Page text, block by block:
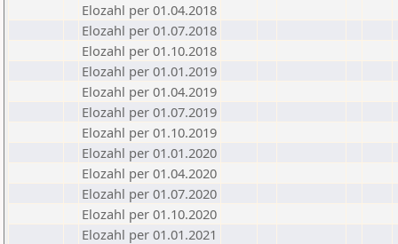
Elozahl per 01.04.2018
Elozahl per 01.07.2018
Elozahl per 01.10.2018
Elozahl per 01.01.2019
Elozahl per 01.04.2019
Elozahl per 01.07.2019
Elozahl per 01.10.2019
Elozahl per 01.01.2020
Elozahl per 01.04.2020
Elozahl per 01.07.2020
Elozahl per 01.10.2020
Elozahl per 01.01.2021